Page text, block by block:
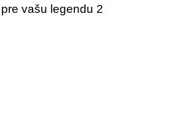
vašu legendu 2